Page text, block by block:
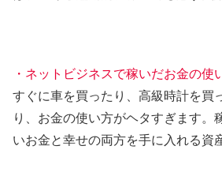
・ネットビジネスで稼いだお金の使
すぐに車を買ったり、高級時計を買
り、お金の使い方がヘタすぎます。
いお金と幸せの両方を手に入れる資